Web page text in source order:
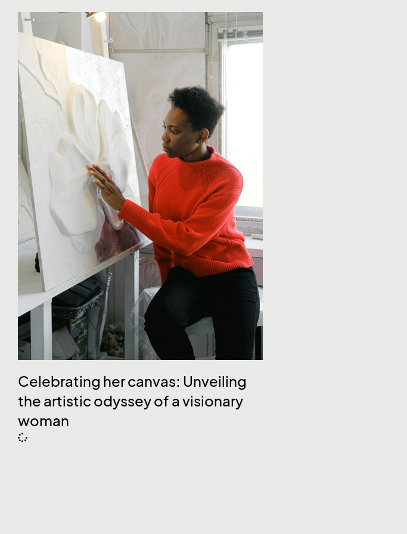
Celebrating her canvas: Unveiling
the artistic odyssey of a visionary
woman